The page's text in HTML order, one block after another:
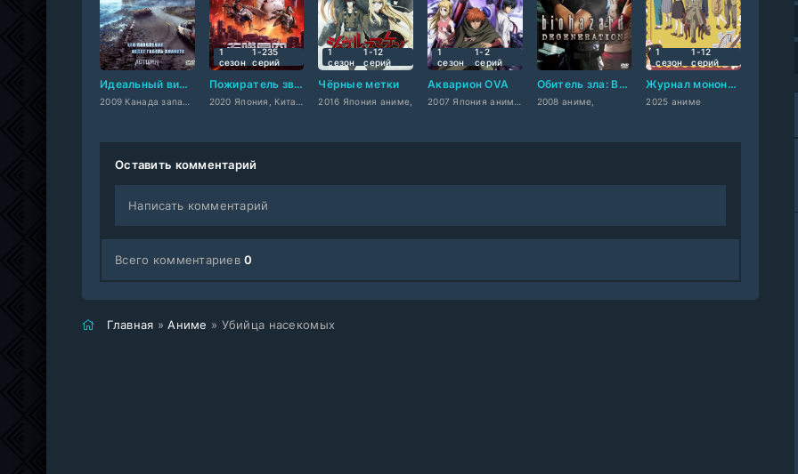
Идеальный вирус Пожиратель звёзд
1
сезон
1-235
cерий
Чёрные метки
2016 Япония аниме,
1
сезон
1-12
cерий
Акварион OVA
1
сезон
1-2
cерий
Обитель зла: Вырождение
2008 аниме,
Журнал мононокэ, автор Тюдзэндзи
2025 аниме
1
сезон
1-12
cерий
Оставить комментарий
Написать комментарий
Всего комментариев0
Главная »Аниме » Убийца насекомых